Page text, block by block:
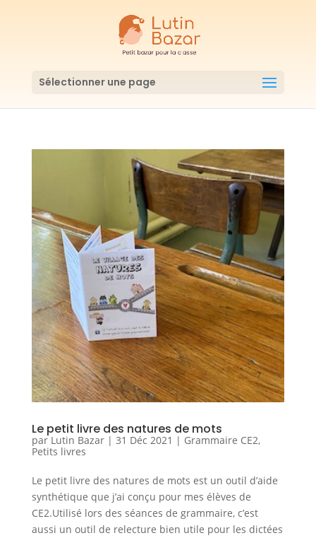
Sélectionner une page
Le petit livre des natures de mots
par Lutin Bazar| 31 Déc 2021 | Grammaire CE2,
Petits livres
Le petit livre des natures de mots est un outil d’aide
synthétique que j’ai conçu pour mes élèves de
CE2.Utilisé lors des séances de grammaire, c’est
aussi un outil de relecture bien utile pour les dictées